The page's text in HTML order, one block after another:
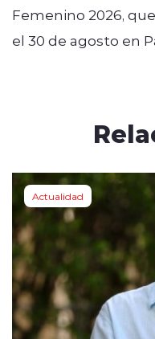
Femenino 2026,
el 30 de agosto en
Actualidad